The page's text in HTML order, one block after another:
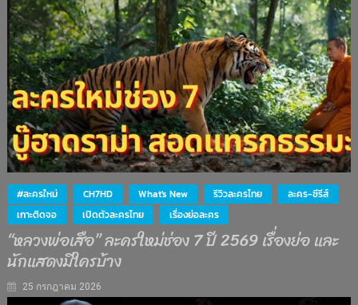
#ละครใหม่ CH7HD What's New รีวิวละครไทย
ละคร-ซีรีส์
เกาะติดจอ
เปิดตัวละครไทย เรื่องย่อละคร
“หลวงพ่อเสือ” ละครใหม่ช่อง 7 ปี 2569 เรื่องย่อ และ
นักแสดงมีใครบ้าง
25 กรกฎาคม 2026